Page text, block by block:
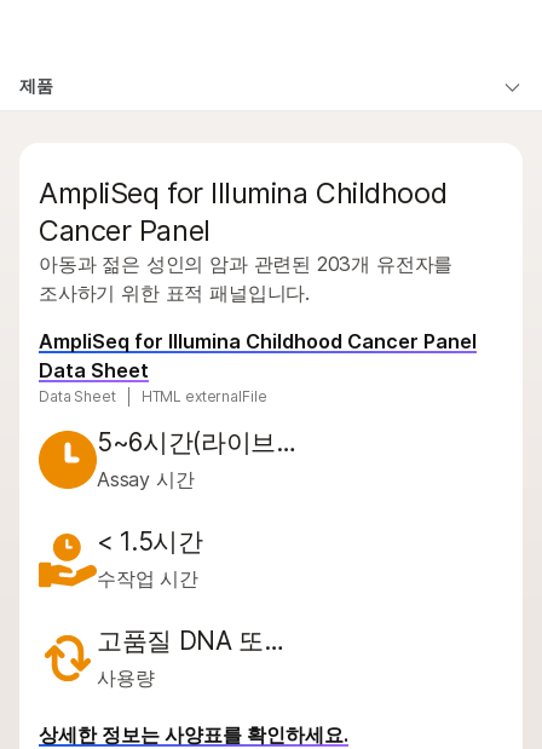
솔루션
회사
지원
추천 링크
제품
유형별
관심 영역별
기기 호환성별
제품군별
전체 제품 살펴보기
제품 번들
개요
문의 사항
AmpliSeq for Illumina Childhood
Cancer Panel
아동과 젊은 성인의 암과 관련된 203개 유전자를
조사하기 위한 표적 패널입니다.
AmpliSeq for Illumina Childhood Cancer Panel
Data Sheet
Data Sheet HTML externalFile
5~6시간(라이브…
Assay 시간
< 1.5시간
수작업 시간
고품질 DNA 또…
사용량
상세한 정보는 사양표를 확인하세요.
보다 관련성이 높은 콘텐츠를 확인하실 수
미생물학 연구
농업유전체학 연구
복합 질환 연구
생식 보건 연구